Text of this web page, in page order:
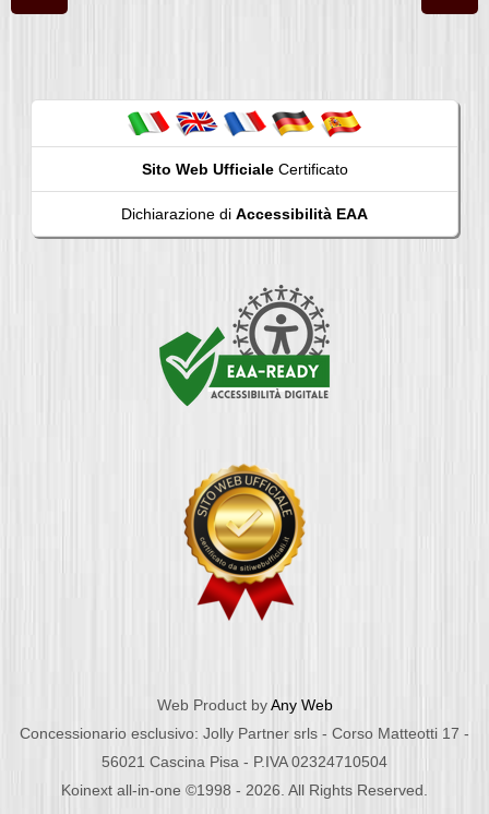
Sito Web UfficialeCertificato
Dichiarazione di Accessibilità EAA
Web Product byAny Web
Concessionario esclusivo: Jolly Partner srls - Corso Matteotti 17 -
56021 Cascina Pisa - P.IVA 02324710504
Koinext all-in-one ©1998 - 2026. All Rights Reserved.